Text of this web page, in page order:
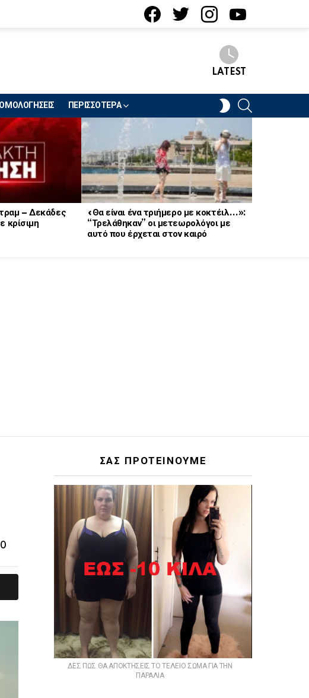
LATEST
ΠΕΡΙΣΣΟΤΕΡΑ
SWITCH
SKIN
– Δεκάδες
κρίσιμη
«Θα είναι ένα τριήμερο με κοκτέιλ…»:
“Τρελάθηκαν” οι μετεωρολόγοι με
αυτό που έρχεται στον καιρό
0
ΣΑΣ ΠΡΟΤΕΙΝΟΥΜΕ
ΔΕΣ ΠΩΣ ΘΑ ΑΠΟΚΤΗΣΕΙΣ ΤΟ ΤΕΛΕΙΟ ΣΩΜΑ ΓΙΑ ΤΗΝ
ΠΑΡΑΛΙΑ